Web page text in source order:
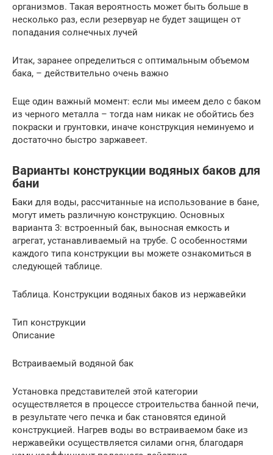
организмов. Такая вероятность может быть больше в
несколько раз, если резервуар не будет защищен от
попадания солнечных лучей
Итак, заранее определиться с оптимальным объемом
бака, – действительно очень важно
Еще один важный момент: если мы имеем дело с баком
из черного металла – тогда нам никак не обойтись без
покраски и грунтовки, иначе конструкция неминуемо и
достаточно быстро заржавеет.
Варианты конструкции водяных баков для
бани
Баки для воды, рассчитанные на использование в бане,
могут иметь различную конструкцию. Основных
варианта 3: встроенный бак, выносная емкость и
агрегат, устанавливаемый на трубе. С особенностями
каждого типа конструкции вы можете ознакомиться в
следующей таблице.
Таблица. Конструкции водяных баков из нержавейки
Тип конструкции
Описание
Встраиваемый водяной бак
Установка представителей этой категории
осуществляется в процессе строительства банной печи,
в результате чего печка и бак становятся единой
конструкцией. Нагрев воды во встраиваемом баке из
нержавейки осуществляется силами огня, благодаря